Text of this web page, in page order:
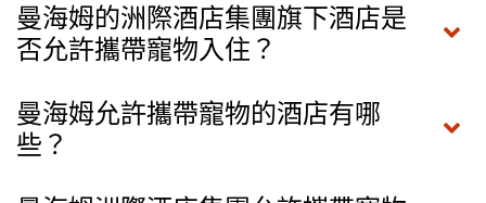
曼海姆的洲際酒店集團旗下酒店是
否允許攜帶寵物入住？
曼海姆允許攜帶寵物的酒店有哪
些？